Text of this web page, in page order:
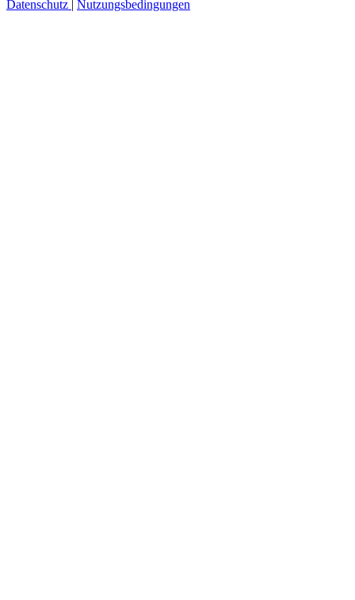
Datenschutz | Nutzungsbedingungen